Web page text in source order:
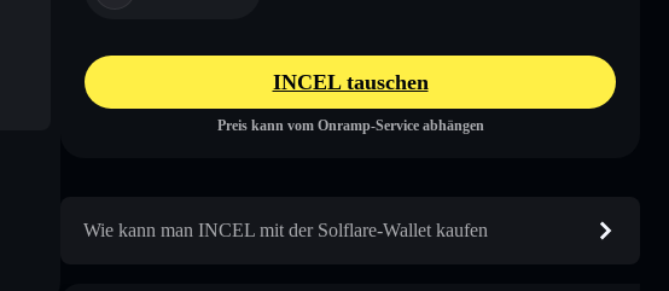
INCEL tauschen
Preis kann vom Onramp-Service abhängen
Wie kann man INCEL mit der Solflare-Wallet kaufen